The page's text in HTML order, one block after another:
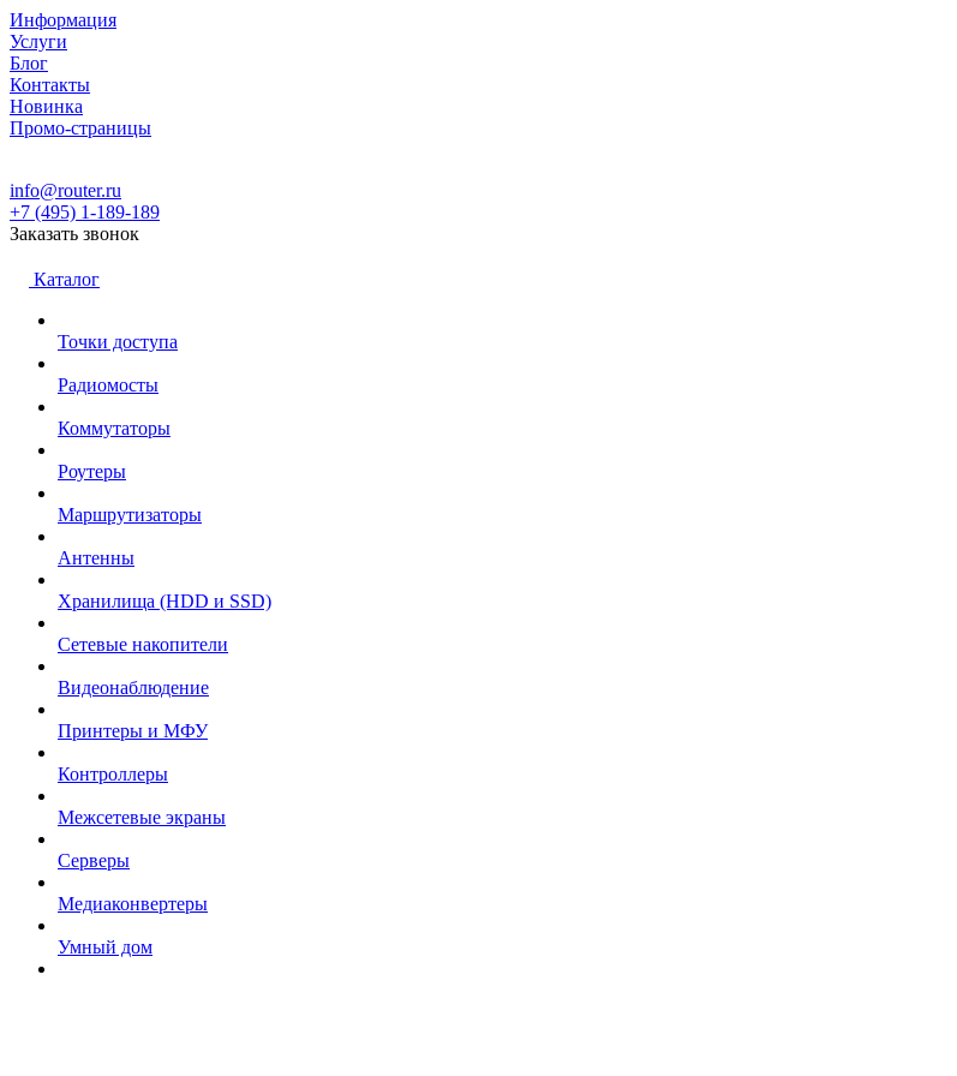
Информация
Услуги
Блог
Контакты
Новинка
Промо-страницы
info@router.ru
+7 (495) 1-189-189
Заказать звонок
Каталог
Точки доступа
Радиомосты
Коммутаторы
Роутеры
Маршрутизаторы
Антенны
Хранилища (HDD и SSD)
Сетевые накопители
Видеонаблюдение
Принтеры и МФУ
Контроллеры
Межсетевые экраны
Серверы
Медиаконвертеры
Умный дом